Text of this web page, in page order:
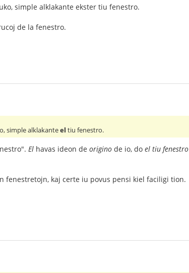
simple alklakante ekster tiu fenestro.
de la fenestro.
simple alklakanteel tiu fenestro.
El havas ideon de origino de io, do el tiu fenestro
fenestretojn, kaj certe iu povus pensi kiel faciligi tion.